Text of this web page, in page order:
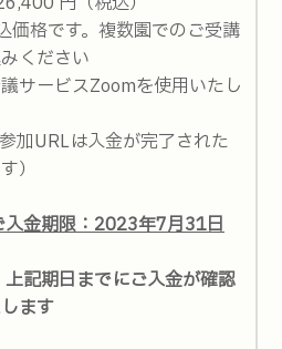
格です。複数園でのご受講
ください
サービスZoomを使用いたし
は入金が完了された
）
金期限：2023年7月31日
記期日までにご入金が確認
ます